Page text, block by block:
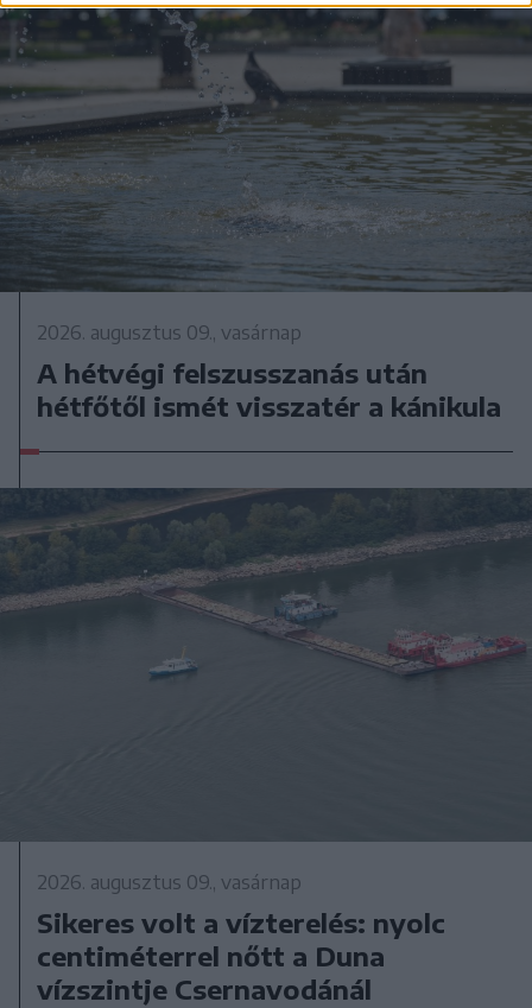
2026. augusztus 09., vasárnap
A hétvégi felszusszanás után
hétfőtől ismét visszatér a kánikula
2026. augusztus 09., vasárnap
Sikeres volt a vízterelés: nyolc
centiméterrel nőtt a Duna
vízszintje Csernavodánál